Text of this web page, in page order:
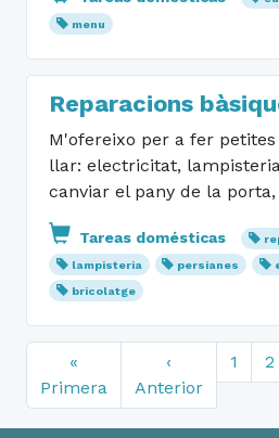
menu
Reparacions
M'ofereixo per a fer
llar: electricitat,
canviar el pany de la porta,
Tareas domésticas
lampisteria
persianes
bricolatge
«
Primera
‹
Anterior
1 2